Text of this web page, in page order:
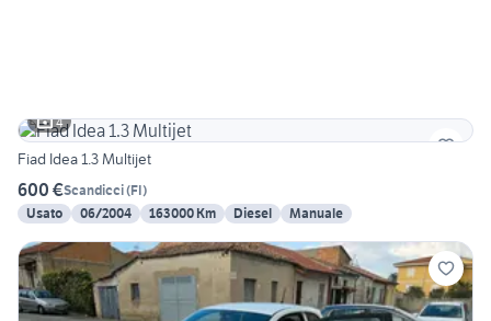
4
Fiad Idea 1.3 Multijet
600 €Scandicci(FI)
Usato
06/2004 163000 Km Diesel Manuale